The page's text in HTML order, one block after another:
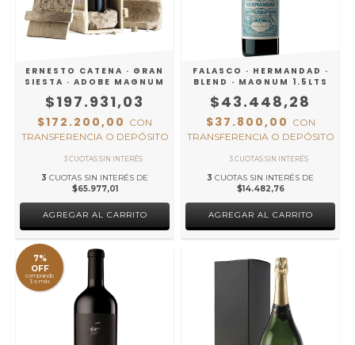
ERNESTO CATENA · GRAN
SIESTA · ADOBE MAGNUM
$197.931,03
$172.200,00 CON
TRANSFERENCIA O DEPÓSITO
3 CUOTAS SIN INTERÉS DE
$65.977,01
FALASCO · HERMANDAD ·
BLEND · MAGNUM 1.5LTS
$43.448,28
$37.800,00 CON
TRANSFERENCIA O DEPÓSITO
3 CUOTAS SIN INTERÉS DE
$14.482,76
7%
OFF
comprando
3 o más